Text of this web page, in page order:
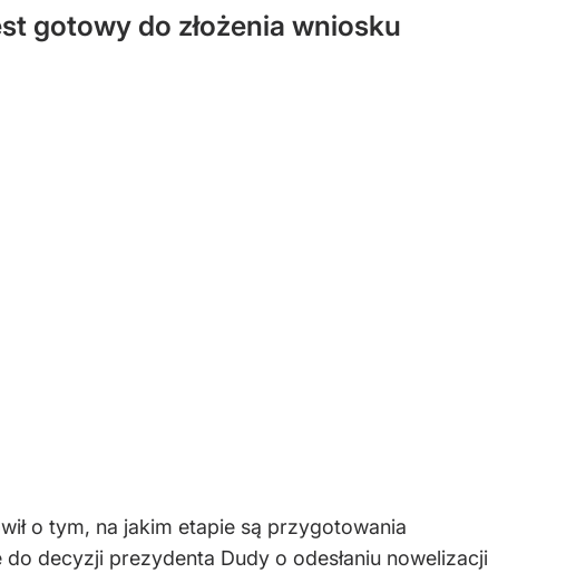
gotowy do złożenia wniosku
o tym, na jakim etapie są przygotowania
decyzji prezydenta Dudy o odesłaniu nowelizacji